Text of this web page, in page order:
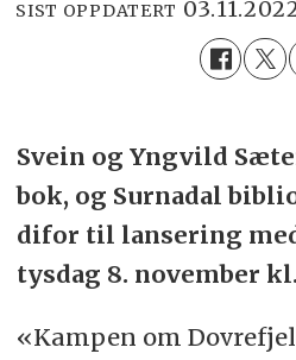
SIST OPPDATERT
Svein og Yngvild
bok, og Surnadal
difor til lansering
tysdag 8. november kl.
«Kampen om